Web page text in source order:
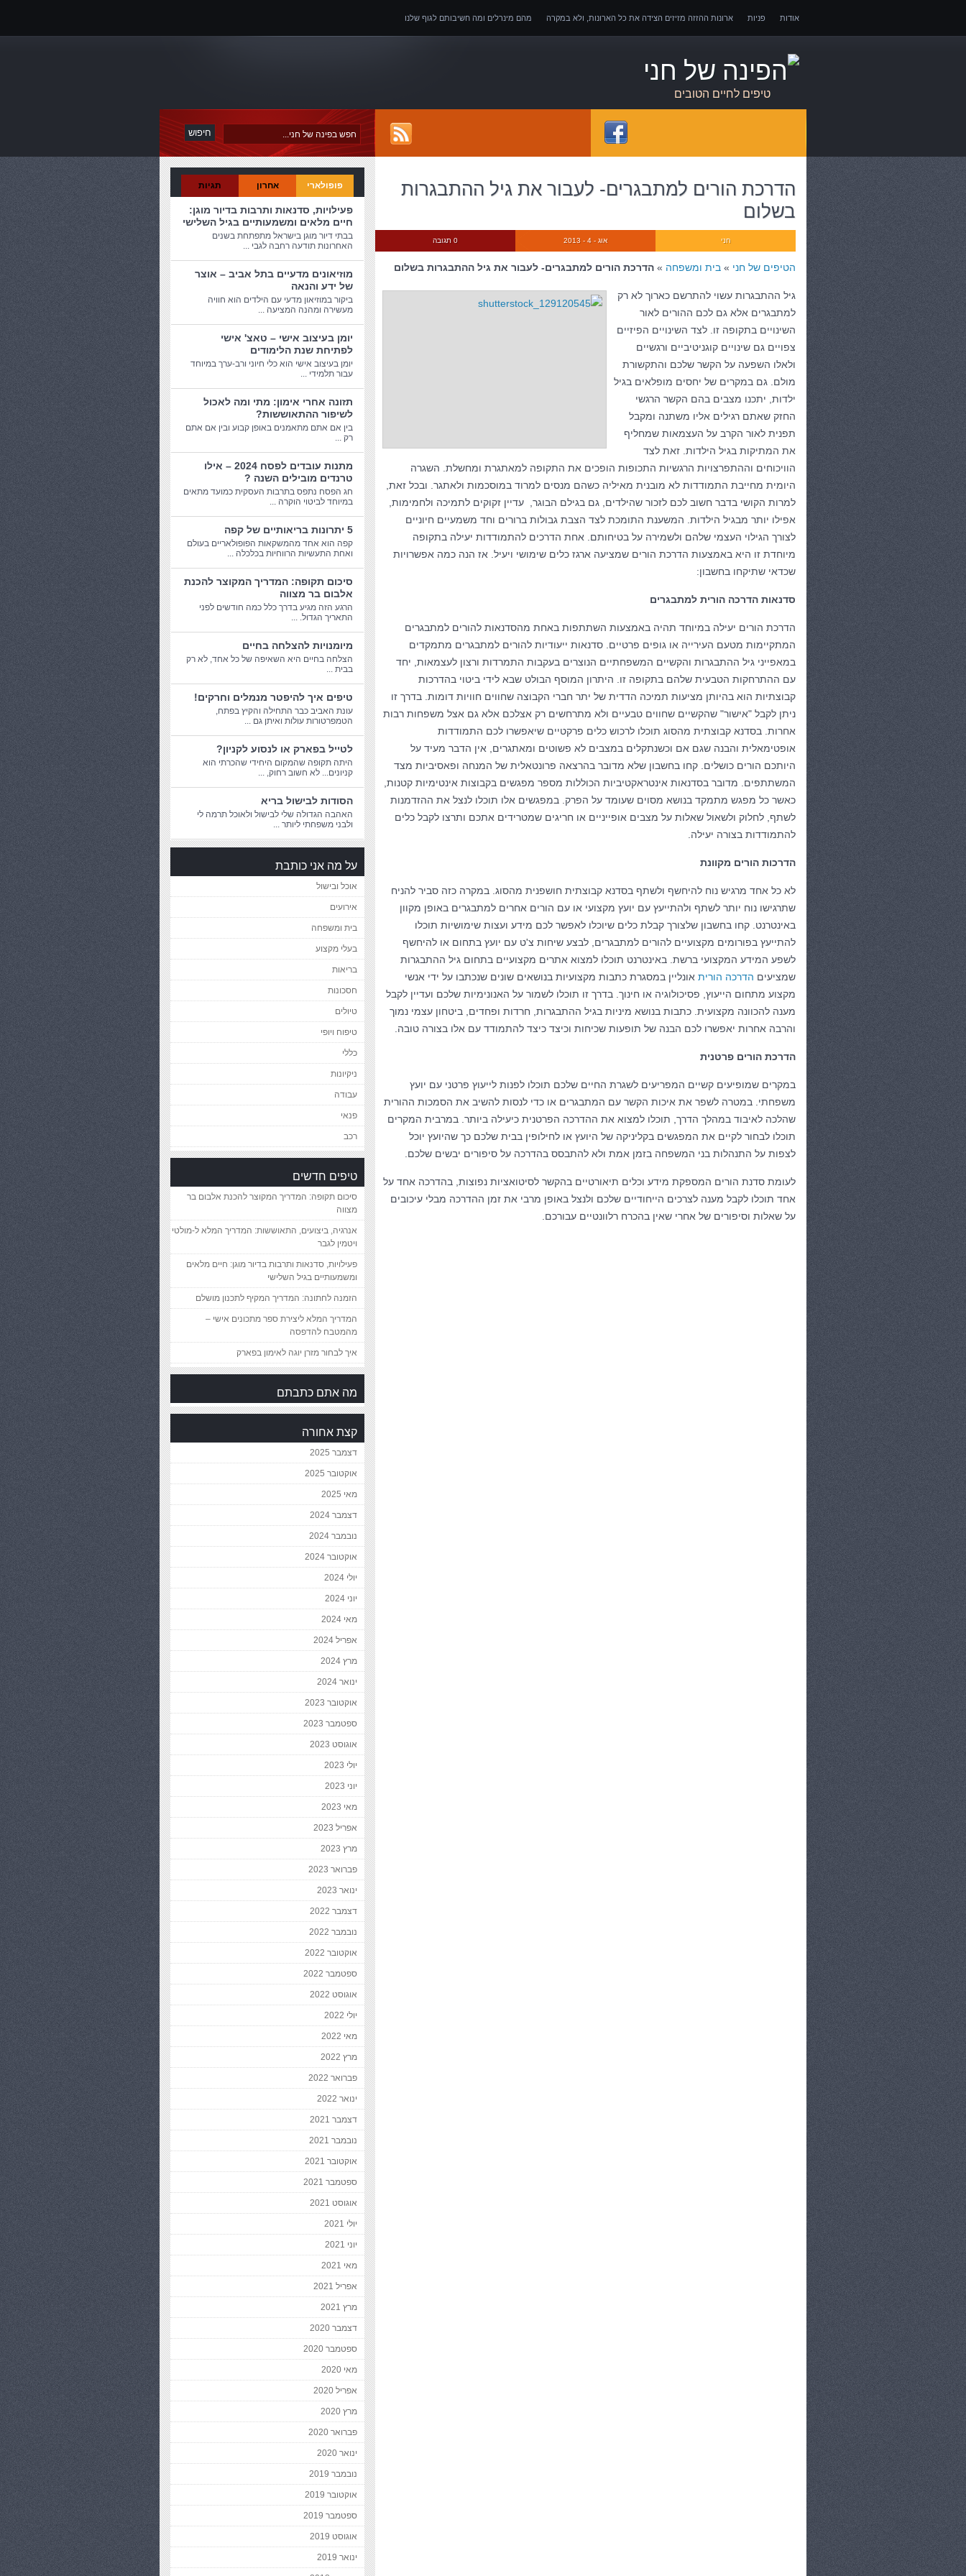
אודות פניות ארונות ההזזה מזיזים הצידה את כל הארונות, ולא במקרה מהם מינרלים ומה חשיבותם לגוף שלנו
אובדן כושר עבודה – כיצד לממש זכויות במקרה של אובדן כושר עבודה
טיפים לחיים הטובים
הדרכת הורים למתבגרים- לעבור את גיל ההתבגרות
בשלום
0 תגובה אוג - 4 - 2013 חני
הטיפים של חני » בית ומשפחה » הדרכת הורים למתבגרים- לעבור את גיל ההתבגרות בשלום
גיל ההתבגרות עשוי להתרשם כארוך לא רק
למתבגרים אלא גם לכם ההורים לאור
השינויים בתקופה זו. לצד השינויים הפיזיים
צפויים גם שינויים קוגניטיביים ורגשיים
ולאלו השפעה על הקשר שלכם והתקשורת
מולם. גם במקרים של יחסים מופלאים בגיל
ילדות, יתכנו מצבים בהם הקשר הרגשי
החזק שאתם רגילים אליו משתנה ומקבל
תפנית לאור הקרב על העצמאות שמחליף
את המתיקות בגיל הילדות. זאת לצד
הוויכוחים וההתפרצויות הרגשיות התכופות הופכים את התקופה למאתגרת ומחשלת. השגרה
היומית מחייבת התמודדות לא מובנית מאיליה כשהם מנסים למרוד במוסכמות ולאתגר. ובכל זאת,
למרות הקושי בדבר חשוב לכם לזכור שהילדים, גם בגילם הבוגר, עדיין זקוקים לתמיכה ולחמימות,
אפילו יותר מבגיל הילדות. המשענת התומכת לצד הצבת גבולות ברורים וחד משמעיים חיוניים
לצורך הגילוי העצמי שלהם ולשמירה על בטיחותם. אחת הדרכים להתמודדות יעילה בתקופה
מיוחדת זו היא באמצעות הדרכת הורים שמציעה ארגז כלים שימושי ויעיל. אז הנה כמה אפשרויות
שכדאי שתיקחו בחשבון:
סדנאות הדרכה הורית למתבגרים
הדרכת הורים יעילה במיוחד תהיה באמצעות השתתפות באחת מהסדנאות להורים למתבגרים
המתקיימות מטעם העירייה או גופים פרטיים. סדנאות ייעודיות להורים למתבגרים מתמקדים
במאפייני גיל ההתבגרות והקשיים המשפחתיים הנוצרים בעקבות התמרדות ורצון לעצמאות, יחד
עם ההתרחקות הטבעית שלהם בתקופה זו. היתרון המוסף הבולט שבא לידי ביטוי בהדרכות
קבוצתיות הוא בהיותן מציעות תמיכה הדדית של יתר חברי הקבוצה שחווים חוויות דומות. בדרך זו
ניתן לקבל "אישור" שהקשיים שחווים טבעיים ולא מתרחשים רק אצלכם אלא גם אצל משפחות רבות
אחרות. בסדנא קבוצתית מהסוג תוכלו לרכוש כלים פרקטיים שיאפשרו לכם התמודדות
אופטימאלית והבנה שגם אם וכשנתקלים במצבים לא פשוטים ומאתגרים, אין הדבר מעיד על
היותכם הורים כושלים. קחו בחשבון שלא מדובר בהרצאה פרונטאלית של המנחה ופאסיביות מצד
המשתתפים. מדובר בסדנאות אינטראקטיביות הכוללות מספר מפגשים בקבוצות אינטימיות קטנות,
כאשר כל מפגש מתמקד בנושא מסוים שעומד על הפרק. במפגשים אלו תוכלו לנצל את ההזדמנות
לשתף, לחלוק ולשאול שאלות על מצבים אופייניים או חריגים שמטרידים אתכם ותרצו לקבל כלים
להתמודדות בצורה יעילה.
הדרכות הורים מקוונת
לא כל אחד מרגיש נוח להיחשף ולשתף בסדנא קבוצתית חושפנית מהסוג. במקרה כזה סביר להניח
שתרגישו נוח יותר לשתף ולהתייעץ עם יועץ מקצועי או עם הורים אחרים למתבגרים באופן מקוון
באינטרנט. קחו בחשבון שלצורך קבלת כלים שיוכלו לאפשר לכם מידע ועצות שימושיות תוכלו
להתייעץ בפורומים מקצועיים להורים למתבגרים, לבצע שיחות צ'ט עם יועץ בתחום או להיחשף
לשפע המידע המקצועי ברשת. באינטרנט תוכלו למצוא אתרים מקצועיים בתחום גיל ההתבגרות
שמציעים הדרכה הורית אונליין במסגרת כתבות מקצועיות בנושאים שונים שנכתבו על ידי אנשי
מקצוע מתחום הייעוץ, פסיכולוגיה או חינוך. בדרך זו תוכלו לשמור על האנונימיות שלכם ועדיין לקבל
מענה להכוונה מקצועית. כתבות בנושא מיניות בגיל ההתבגרות, חרדות ופחדים, ביטחון עצמי נמוך
והרבה אחרות יאפשרו לכם הבנה של תופעות שכיחות וכיצד כיצד להתמודד עם אלו בצורה טובה.
הדרכת הורים פרטנית
במקרים שמופיעים קשיים המפריעים לשגרת החיים שלכם תוכלו לפנות לייעוץ פרטני עם יועץ
משפחתי. במטרה לשפר את איכות הקשר עם המתבגרים או כדי לנסות להשיב את הסמכות ההורית
שהלכה לאיבוד במהלך הדרך, תוכלו למצוא את ההדרכה הפרטנית כיעילה ביותר. במרבית המקרים
תוכלו לבחור לקיים את המפגשים בקליניקה של היועץ או לחילופין בבית שלכם כך שהיועץ יוכל
לצפות על התנהלות בני המשפחה בזמן אמת ולא להתבסס בהדרכה על סיפורים יבשים שלכם.
לעומת סדנת הורים המספקת מידע וכלים תיאורטיים בהקשר לסיטואציות נפוצות, בהדרכה אחד על
אחד תוכלו לקבל מענה לצרכים הייחודיים שלכם ולנצל באופן מרבי את זמן ההדרכה מבלי עיכובים
על שאלות וסיפורים של אחרי שאין בהכרח רלוונטיים עבורכם.
פופולארי אחרון תגיות
פעילויות, סדנאות ותרבות בדיור מוגן:
חיים מלאים ומשמעותיים בגיל השלישי
בבתי דיור מוגן בישראל מתפתחת בשנים
האחרונות תודעה רחבה לגבי ...
מוזיאונים מדעיים בתל אביב – אוצר
של ידע והנאה
ביקור במוזיאון מדעי עם הילדים הוא חוויה
מעשירה ומהנה המציעה ...
יומן בעיצוב אישי – טאצ' אישי
לפתיחת שנת הלימודים
יומן בעיצוב אישי הוא כלי חיוני ורב-ערך במיוחד
עבור תלמידי ...
תזונה אחרי אימון: מתי ומה לאכול
לשיפור ההתאוששות?
בין אם אתם מתאמנים באופן קבוע ובין אם אתם
רק ...
מתנות עובדים לפסח 2024 – אילו
טרנדים מובילים השנה ?
חג הפסח נתפס בתרבות העסקית כמועד מתאים
במיוחד לביטוי הוקרה ...
5 יתרונות בריאותיים של קפה
קפה הוא אחד מהמשקאות הפופולאריים בעולם
ואחת התעשיות הרווחיות בכלכלה ...
סיכום תקופה: המדריך המקוצר להכנת
אלבום בר מצווה
הרגע הזה מגיע בדרך כלל כמה חודשים לפני
התאריך הגדול. ...
מיומנויות להצלחה בחיים
הצלחה בחיים היא השאיפה של כל אחד, לא רק
בבית ...
טיפים איך להיפטר מנמלים וחרקים!
עונת האביב כבר התחילה והקיץ בפתח,
הטמפרטורות עולות ואיתן גם ...
לטייל בפארק או לנסוע לקניון?
היתה תקופה שהמקום היחידי שהכרתי הוא
קניונים... לא חשוב רחוק, ...
הסודות לבישול בריא
האהבה הגדולה שלי לבישול ולאוכל תרמה לי
ולבני משפחתי ליותר ...
על מה אני כותבת
אוכל ובישול
אירועים
בית ומשפחה
בעלי מקצוע
בריאות
חסכונות
טיולים
טיפוח ויופי
כללי
ניקיונות
עבודה
פנאי
רכב
טיפים חדשים
סיכום תקופה: המדריך המקוצר להכנת אלבום בר
מצווה
אנרגיה, ביצועים, התאוששות: המדריך המלא ל-מולטי
ויטמין לגבר
פעילויות, סדנאות ותרבות בדיור מוגן: חיים מלאים
ומשמעותיים בגיל השלישי
הזמנה לחתונה: המדריך המקיף לתכנון מושלם
המדריך המלא ליצירת ספר מתכונים אישי –
מהמטבח להדפסה
איך לבחור מזרן יוגה לאימון בפארק
מה אתם כתבתם
קצת אחורה
דצמבר 2025
אוקטובר 2025
מאי 2025
דצמבר 2024
נובמבר 2024
אוקטובר 2024
יולי 2024
יוני 2024
מאי 2024
אפריל 2024
מרץ 2024
ינואר 2024
אוקטובר 2023
ספטמבר 2023
אוגוסט 2023
יולי 2023
יוני 2023
מאי 2023
אפריל 2023
מרץ 2023
פברואר 2023
ינואר 2023
דצמבר 2022
נובמבר 2022
אוקטובר 2022
ספטמבר 2022
אוגוסט 2022
יולי 2022
מאי 2022
מרץ 2022
פברואר 2022
ינואר 2022
דצמבר 2021
נובמבר 2021
אוקטובר 2021
ספטמבר 2021
אוגוסט 2021
יולי 2021
יוני 2021
מאי 2021
אפריל 2021
מרץ 2021
דצמבר 2020
ספטמבר 2020
מאי 2020
אפריל 2020
מרץ 2020
פברואר 2020
ינואר 2020
נובמבר 2019
אוקטובר 2019
ספטמבר 2019
אוגוסט 2019
ינואר 2019